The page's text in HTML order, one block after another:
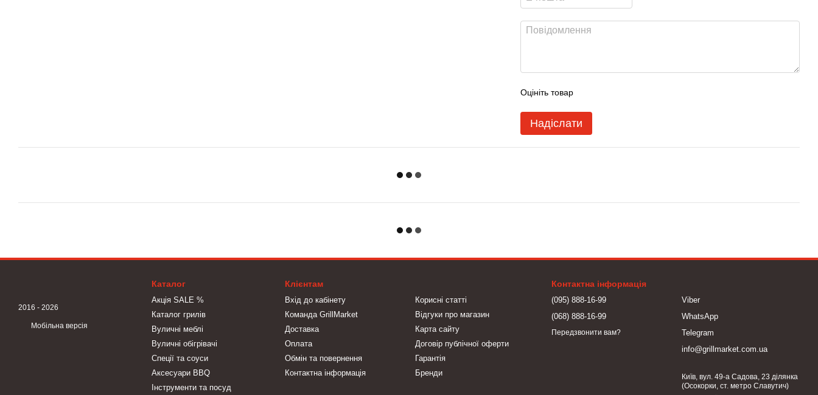
Оцініть товар
Надіслати
2016 - 2026
Мобільна версія
Каталог
Акція SALE %
Каталог грилів
Вуличні меблі
Вуличні обігрівачі
Спеції та соуси
Аксесуари BBQ
Інструменти та посуд
Клієнтам
Вхід до кабінету
Команда GrillMarket
Доставка
Оплата
Обмін та повернення
Контактна інформація
Корисні статті
Відгуки про магазин
Карта сайту
Договір публічної оферти
Гарантія
Бренди
Контактна інформація
(095) 888-16-99
(068) 888-16-99
Передзвонити вам?
Viber
WhatsApp
Telegram
info@grillmarket.com.ua
Київ, вул. 49-а Садова, 23 ділянка
(Осокорки, ст. метро Славутич)